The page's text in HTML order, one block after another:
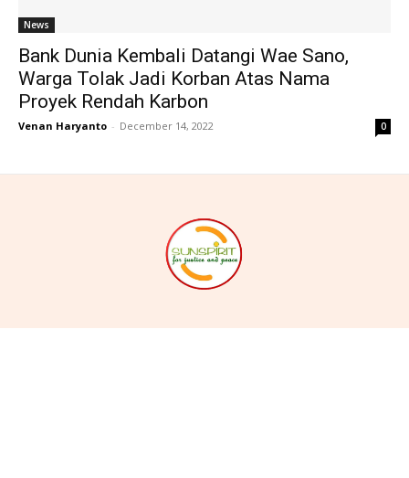
News
Bank Dunia Kembali Datangi Wae Sano,
Warga Tolak Jadi Korban Atas Nama
Proyek Rendah Karbon
Venan Haryanto - December 14, 2022 0